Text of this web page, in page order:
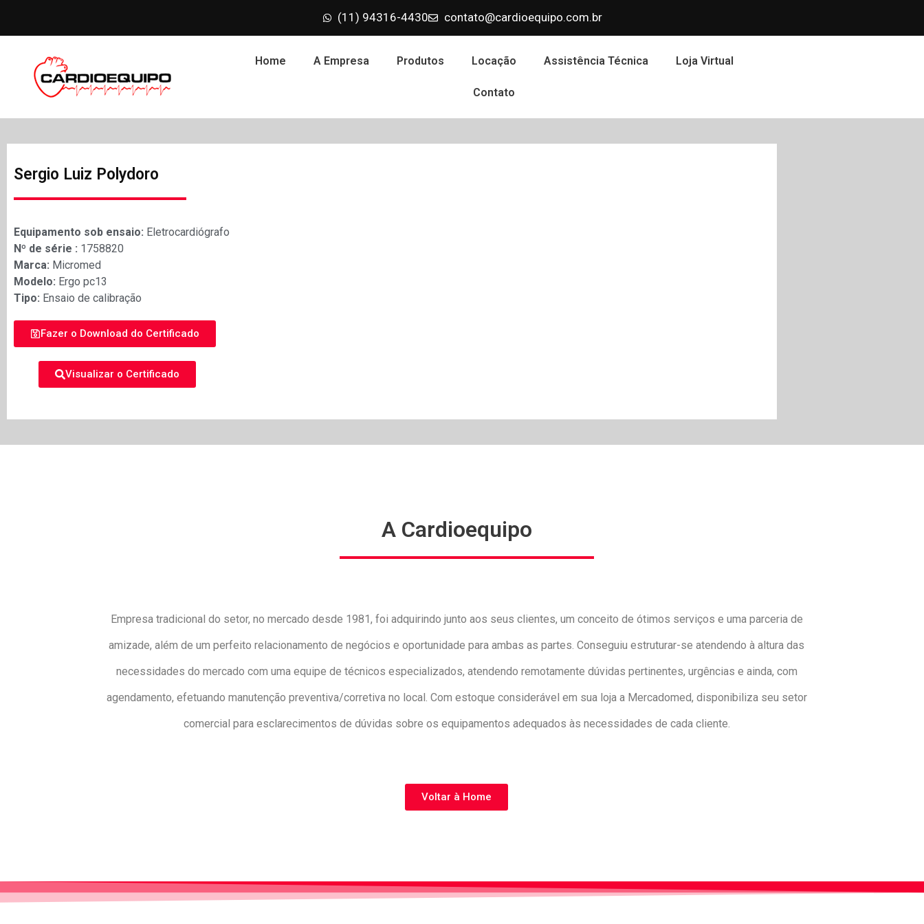
(11) 94316-4430 contato@cardioequipo.com.br
Home A Empresa Produtos Locação Assistência Técnica Loja Virtual
Contato
Sergio Luiz Polydoro
Equipamento sob ensaio: Eletrocardiógrafo
Nº de série : 1758820
Marca: Micromed
Modelo: Ergo pc13
Tipo: Ensaio de calibração
Fazer o Download do Certificado
Visualizar o Certificado
A Cardioequipo
Empresa tradicional do setor, no mercado desde 1981, foi adquirindo junto aos seus clientes, um conceito de ótimos serviços e uma parceria de
amizade, além de um perfeito relacionamento de negócios e oportunidade para ambas as partes. Conseguiu estruturar-se atendendo à altura das
necessidades do mercado com uma equipe de técnicos especializados, atendendo remotamente dúvidas pertinentes, urgências e ainda, com
agendamento, efetuando manutenção preventiva/corretiva no local. Com estoque considerável em sua loja a Mercadomed, disponibiliza seu setor
comercial para esclarecimentos de dúvidas sobre os equipamentos adequados às necessidades de cada cliente.
Voltar à Home